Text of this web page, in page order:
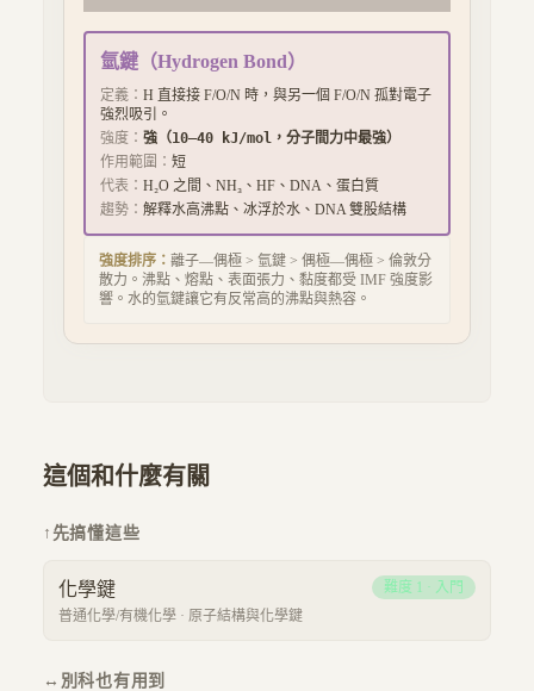
氫鍵 （Hydrogen Bond）
定義： H 直接接 F/O/N 時，與另一個 F/O/N 孤對電子
強烈吸引。
強度： 強（10–40 kJ/mol，分子間力中最強）
作用範圍： 短
代表： H₂O 之間、NH₃、HF、DNA、蛋白質
趨勢： 解釋水高沸點、冰浮於水、DNA 雙股結構
強度排序： 離子—偶極 > 氫鍵 > 偶極—偶極 > 倫敦分
散力。沸點、熔點、表面張力、黏度都受 IMF 強度影
響。水的氫鍵讓它有反常高的沸點與熱容。
這個和什麼有關
↑ 先搞懂這些
化學鍵
普通化學/有機化學 · 原子結構與化學鍵
難度 1 · 入門
↔ 別科也有用到